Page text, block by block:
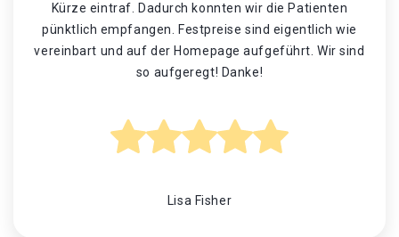
Kürze eintraf. Dadurch konnten wir die Patienten
pünktlich empfangen. Festpreise sind eigentlich wie
vereinbart und auf der Homepage aufgeführt. Wir sind
so aufgeregt! Danke!
Lisa Fisher